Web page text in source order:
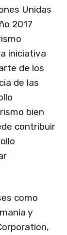
Unidas
2017
iniciativa
de los
de las
bien
contribuir
como
y